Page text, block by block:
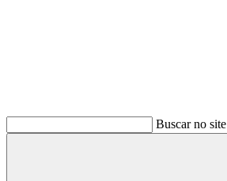
Buscar no site